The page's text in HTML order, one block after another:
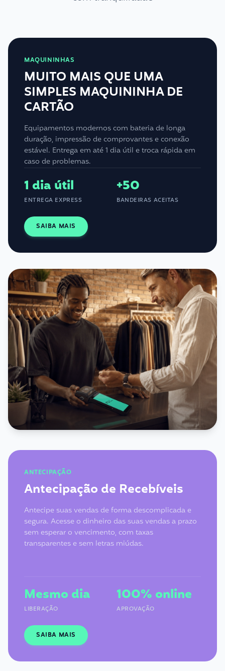
MAQUININHAS
MUITO MAIS QUE UMA
SIMPLES MAQUININHA DE
CARTÃO
Equipamentos modernos com bateria de longa
duração, impressão de comprovantes e conexão
estável. Entrega em até 1 dia útil e troca rápida em
caso de problemas.
1 dia útil
ENTREGA EXPRESS
+50
BANDEIRAS ACEITAS
SAIBA MAIS
ANTECIPAÇÃO
Antecipação de Recebíveis
Antecipe suas vendas de forma descomplicada e
segura. Acesse o dinheiro das suas vendas a prazo
sem esperar o vencimento, com taxas
transparentes e sem letras miúdas.
Mesmo dia
LIBERAÇÃO
100% online
APROVAÇÃO
SAIBA MAIS